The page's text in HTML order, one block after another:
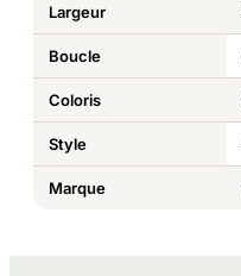
Largeur
Boucle
Coloris
Style
Marque